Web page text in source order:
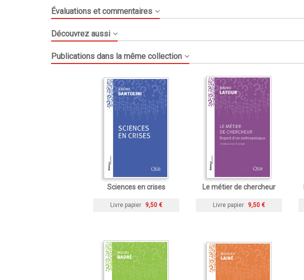
Évaluations et commentaires
Découvrez aussi
Publications dans la même collection
Sciences en crises
Livre papier 9,50 €
Le métier de chercheur
Livre papier 9,50 €